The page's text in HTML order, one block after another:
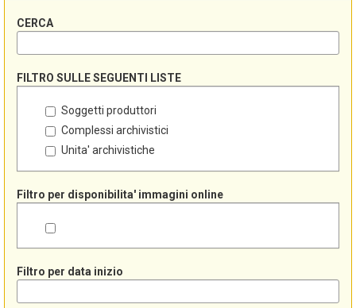
CERCA
FILTRO SULLE SEGUENTI LISTE
Soggetti produttori
Complessi archivistici
Unita' archivistiche
Filtro per disponibilita' immagini online
Filtro per data inizio